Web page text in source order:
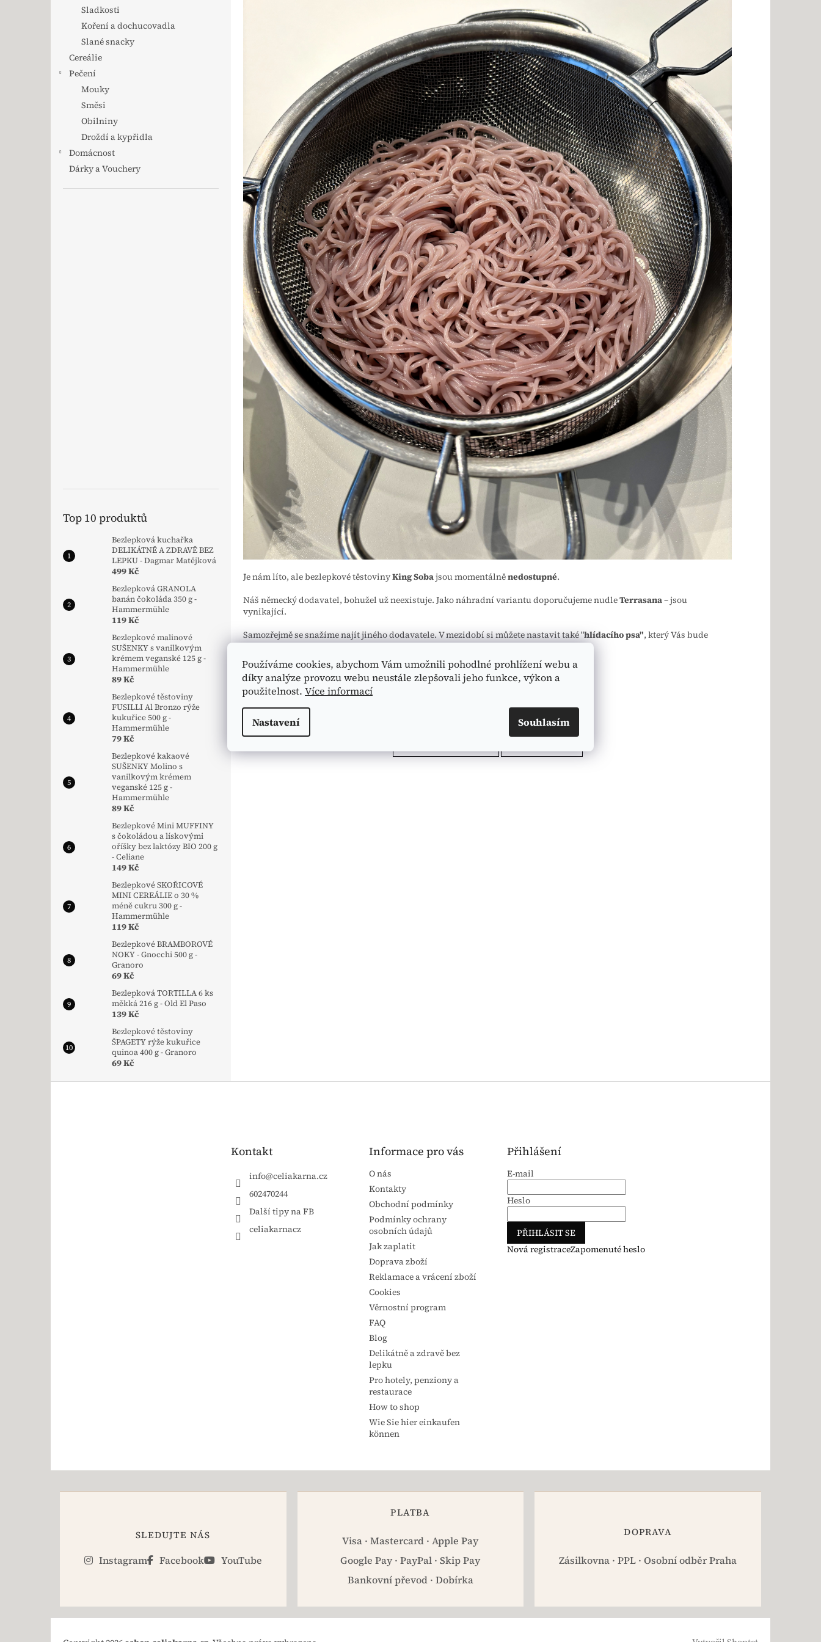
Používáme cookies, abychom Vám umožnili pohodlné prohlížení webu a
díky analýze provozu webu neustále zlepšovali jeho funkce, výkon a
použitelnost. Více informací
Nastavení Souhlasím
Sladkosti
Koření a dochucovadla
Slané snacky
Cereálie
Pečení
Mouky
Směsi
Obilniny
Droždí a kypřidla
Domácnost
Dárky a Vouchery
Top 10 produktů
Bezlepková kuchařka
DELIKÁTNĚ A ZDRAVĚ BEZ
LEPKU - Dagmar Matějková
499 Kč
Bezlepková GRANOLA
banán čokoláda 350 g -
Hammermühle
119 Kč
Bezlepkové malinové
SUŠENKY s vanilkovým
krémem veganské 125 g -
Hammermühle
89 Kč
Bezlepkové těstoviny
FUSILLI Al Bronzo rýže
kukuřice 500 g -
Hammermühle
79 Kč
Bezlepkové kakaové
SUŠENKY Molino s
vanilkovým krémem
veganské 125 g -
Hammermühle
89 Kč
Bezlepkové Mini MUFFINY
s čokoládou a lískovými
oříšky bez laktózy BIO 200 g
- Celiane
149 Kč
Bezlepkové SKOŘICOVÉ
MINI CEREÁLIE o 30 %
méně cukru 300 g -
Hammermühle
119 Kč
Bezlepkové BRAMBOROVÉ
NOKY - Gnocchi 500 g -
Granoro
69 Kč
Bezlepková TORTILLA 6 ks
měkká 216 g - Old El Paso
139 Kč
Bezlepkové těstoviny
ŠPAGETY rýže kukuřice
quinoa 400 g - Granoro
69 Kč
Je nám líto, ale bezlepkové těstovinyKing Sobajsou momentálněnedostupné.
Náš německý dodavatel, bohužel už neexistuje. Jako náhradní variantu doporučujeme nudleTerrasana– jsou
vynikající.
Samozřejmě se snažíme najít jiného dodavatele. V mezidobí si můžete nastavit také "hlídacího psa", který Vás bude
notifikovat, jakmile bude zboží opět skladem.
Děkujeme za pochopení.
Vášeshop.celiakarna.cz
Kontakt
info@celiakarna.cz
602470244
Další tipy na FB
celiakarnacz
Informace pro vás
O nás
Kontakty
Obchodní podmínky
Podmínky ochrany
osobních údajů
Jak zaplatit
Doprava zboží
Reklamace a vrácení zboží
Cookies
Věrnostní program
FAQ
Blog
Delikátně a zdravě bez
lepku
Pro hotely, penziony a
restaurace
How to shop
Wie Sie hier einkaufen
können
Přihlášení
E-mail
Heslo
PŘIHLÁSIT SE
Nová registraceZapomenuté heslo
SLEDUJTE NÁS
Instagram Facebook YouTube
PLATBA
Visa · Mastercard · Apple Pay
Google Pay · PayPal · Skip Pay
Bankovní převod · Dobírka
DOPRAVA
Zásilkovna · PPL · Osobní odběr Praha